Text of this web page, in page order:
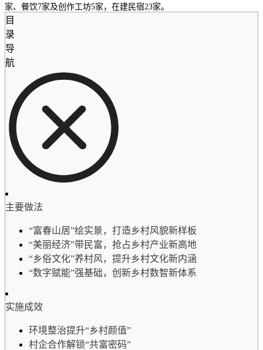
家、餐饮7家及创作工坊5家，在建民宿23家。
目
录
导
航
主要做法
“富春山居”绘实景，打造乡村风貌新样板
“美丽经济”带民富，抢占乡村产业新高地
“乡俗文化”养村风，提升乡村文化新内涵
“数字赋能”强基础，创新乡村数智新体系
实施成效
环境整治提升“乡村颜值”
村企合作解锁“共富密码”